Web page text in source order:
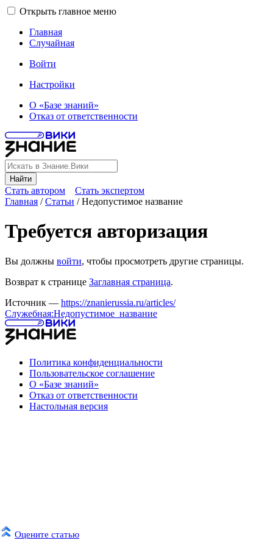
Открыть главное меню
Главная
Случайная
Войти
Настройки
О «Базе знаний»
Отказ от ответственности
Найти
Стать автором Стать экспертом
Оцените статью
Главная /Статьи /Недопустимое название
Требуется авторизация
Вы должны войти, чтобы просмотреть другие страницы.
Возврат к странице Заглавная страница.
Источник — https://znanierussia.ru/articles/
Служебная:Недопустимое_название
Политика конфиденциальности
Пользовательское соглашение
О «Базе знаний»
Отказ от ответственности
Настольная версия